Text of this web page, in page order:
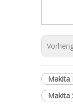
Makita
Makita